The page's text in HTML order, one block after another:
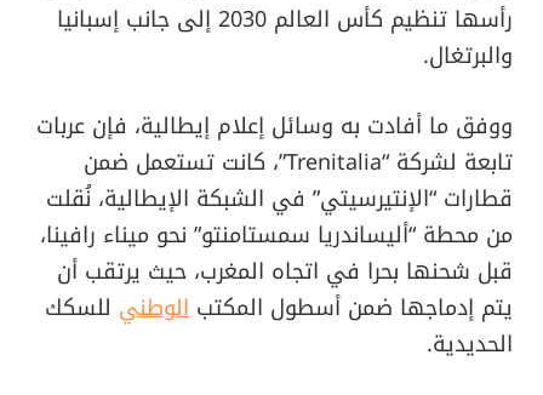
رأسها تنظيم كأس العالم 2030 إلى جانب إسبانيا
والبرتغال.
ووفق ما أفادت به وسائل إعلام إيطالية، فإن عربات
تابعة لشركة “Trenitalia”، كانت تستعمل ضمن
قطارات “الإنتيرسيتي” في الشبكة الإيطالية، نُقلت
من محطة “أليساندريا سمستامنتو” نحو ميناء رافينا،
قبل شحنها بحرا في اتجاه المغرب، حيث يرتقب أن
يتم إدماجها ضمن أسطول المكتب الوطني للسكك
الحديدية.